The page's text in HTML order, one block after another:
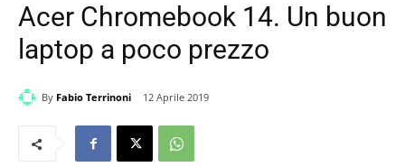
Acer Chromebook 14. Un buon
laptop a poco prezzo
By Fabio Terrinoni 12 Aprile 2019